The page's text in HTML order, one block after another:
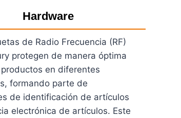
Hardware
de Radio Frecuencia (RF)
protegen de manera óptima
en diferentes
formando parte de
de identificación de artículos
electrónica de artículos. Este